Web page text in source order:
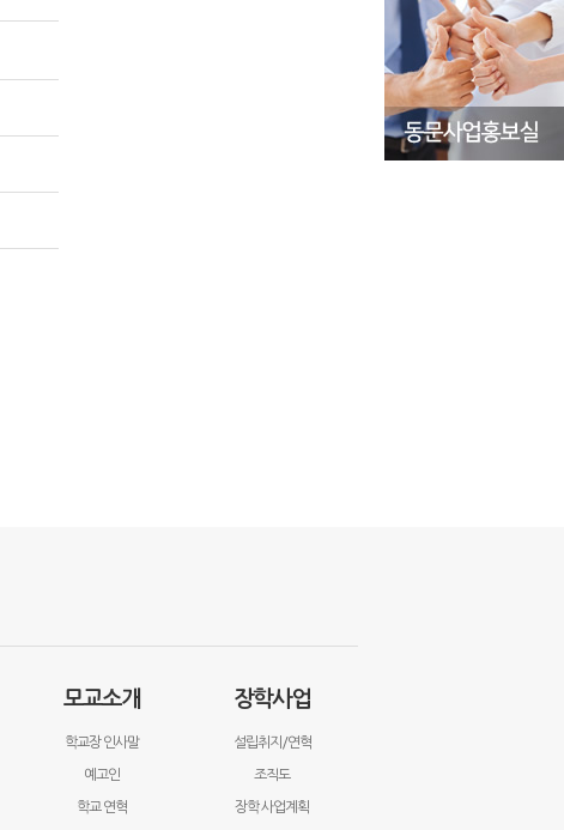
모교소개
학교장 인사말
예고인
학교 연혁
장학사업
설립취지/연혁
조직도
장학 사업계획